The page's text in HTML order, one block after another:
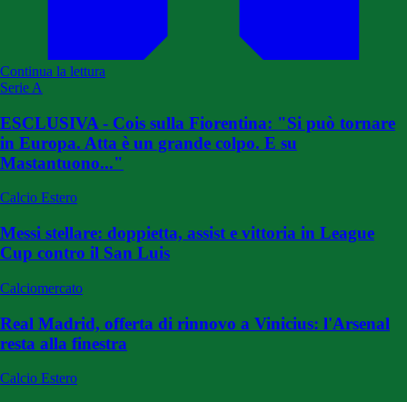
Continua la lettura
Serie A
ESCLUSIVA - Cois sulla Fiorentina: "Si può tornare
in Europa. Atta è un grande colpo. E su
Mastantuono..."
Calcio Estero
Messi stellare: doppietta, assist e vittoria in League
Cup contro il San Luis
Calciomercato
Real Madrid, offerta di rinnovo a Vinicius: l'Arsenal
resta alla finestra
Calcio Estero